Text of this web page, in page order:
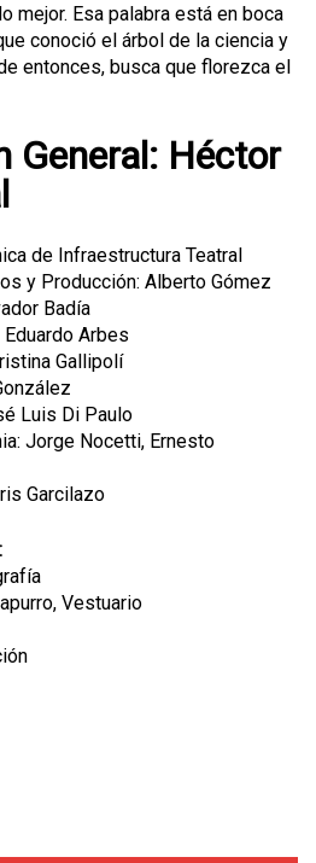
mejor. Esa palabra está en boca
conoció el árbol de la ciencia y
entonces, busca que florezca el
General: Héctor
de Infraestructura Teatral
y Producción: Alberto Gómez
Badía
Arbes
Gallipolí
Luis Di Paulo
Jorge Nocetti, Ernesto
Garcilazo
Vestuario